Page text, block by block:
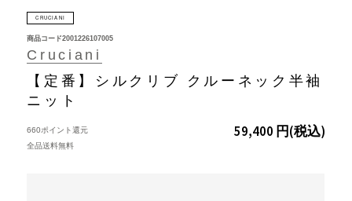
CRUCIANI
Cruciani
【定番】シルクリブ クルーネック半袖
ニット
商品コード2001226107005
59,400 円(税込)
660ポイント還元
全品送料無料